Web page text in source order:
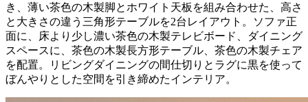
き、薄い茶色の木製脚とホワイト天板を組み合わせた、高さ
と大きさの違う三角形テーブルを2台レイアウト。ソファ正
面に、床より少し濃い茶色の木製テレビボード、ダイニング
スペースに、茶色の木製長方形テーブル、茶色の木製チェア
を配置。リビングダイニングの間仕切りとラグに黒を使って
ぼんやりとした空間を引き締めたインテリア。